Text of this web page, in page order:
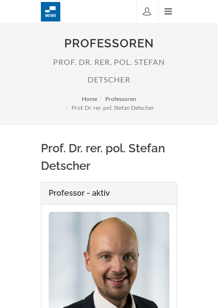
PROFESSOREN
PROF. DR. RER. POL. STEFAN
DETSCHER
Home
Professoren
Prof. Dr. rer. pol. Stefan Detscher
Prof. Dr. rer. pol. Stefan
Detscher
Professor - aktiv